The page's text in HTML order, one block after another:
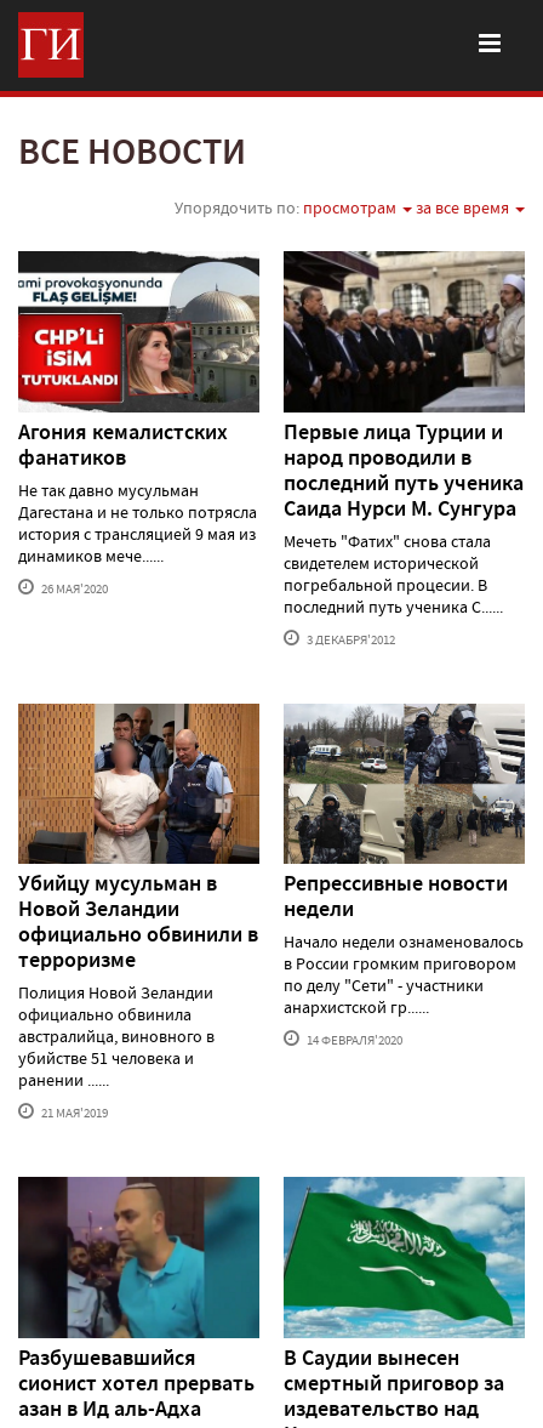
ВСЕ НОВОСТИ
Упорядочить по: просмотрам за все время
Агония кемалистских
фанатиков
Не так давно мусульман
Дагестана и не только потрясла
история с трансляцией 9 мая из
динамиков мече......
26 МАЯ'2020
Первые лица Турции и
народ проводили в
последний путь ученика
Саида Нурси М. Сунгура
Мечеть "Фатих" снова стала
свидетелем исторической
погребальной процесии. В
последний путь ученика С......
3 ДЕКАБРЯ'2012
Убийцу мусульман в
Новой Зеландии
официально обвинили в
терроризме
Полиция Новой Зеландии
официально обвинила
австралийца, виновного в
убийстве 51 человека и
ранении ......
21 МАЯ'2019
Репрессивные новости
недели
Начало недели ознаменовалось
в России громким приговором
по делу "Сети" - участники
анархистской гр......
14 ФЕВРАЛЯ'2020
Разбушевавшийся
сионист хотел прервать
азан в Ид аль-Адха
В Саудии вынесен
смертный приговор за
издевательство над